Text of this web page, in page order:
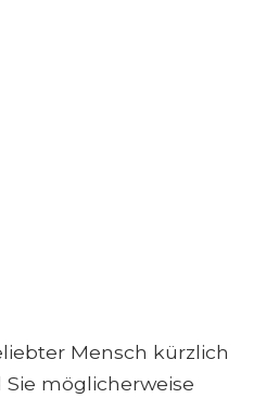
Mensch kürzlich
möglicherweise